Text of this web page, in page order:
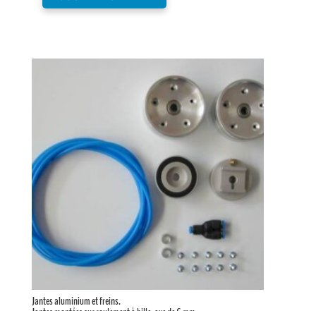
Jantes aluminium et freins.